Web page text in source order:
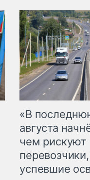
«В
августа
чем рискуют
успевшие